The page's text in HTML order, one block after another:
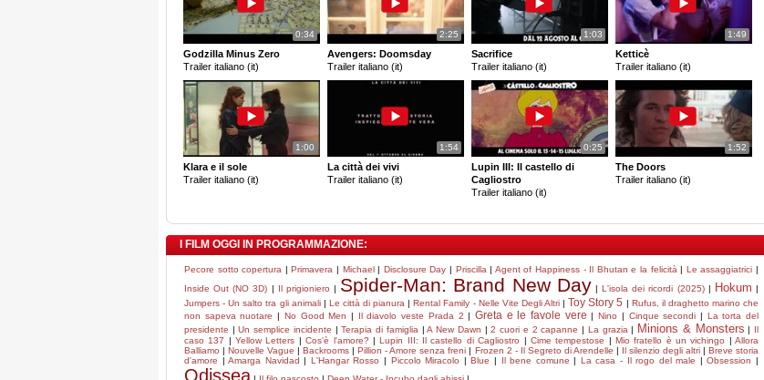
0:34
Godzilla Minus Zero
Trailer italiano (it)
2:25
Avengers: Doomsday
Trailer italiano (it)
1:03
Sacrifice
Trailer italiano (it)
1:49
Ketticè
Trailer italiano (it)
1:00
Klara e il sole
Trailer italiano (it)
1:54
La città dei vivi
Trailer italiano (it)
0:25
Lupin III: Il castello di
Cagliostro
Trailer italiano (it)
1:52
The Doors
Trailer italiano (it)
I FILM OGGI IN PROGRAMMAZIONE:
Pecore sotto copertura |Primavera | Michael| Disclosure Day | Priscilla | Agent of Happiness - Il Bhutan e la felicità | Le assaggiatrici |
Inside Out (NO 3D) | Il prigioniero | Spider-Man: Brand New Day |L'isola dei ricordi (2025)| Hokum |
Jumpers - Un salto tra gli animali| Le città di pianura |Rental Family - Nelle Vite Degli Altri | Toy Story 5 | Rufus, il draghetto marino che
non sapeva nuotare | No Good Men | Il diavolo veste Prada 2 | Greta e le favole vere |Nino | Cinque secondi | La torta del
presidente |Un semplice incidente |Terapia di famiglia |A New Dawn |2 cuori e 2 capanne | La grazia | Minions & Monsters | Il
caso 137 |Yellow Letters |Cos'è l'amore? |Lupin III: Il castello di Cagliostro | Cime tempestose | Mio fratello è un vichingo |Allora
Balliamo |Nouvelle Vague |Backrooms |Pillion - Amore senza freni | Frozen 2 - Il Segreto di Arendelle | Il silenzio degli altri|Breve storia
d'amore |Amarga Navidad | L'Hangar Rosso | Piccolo Miracolo |Blue | Il bene comune | La casa - Il rogo del male |Obsession |
Odissea